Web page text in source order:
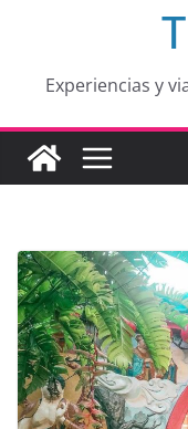
Experiencias y